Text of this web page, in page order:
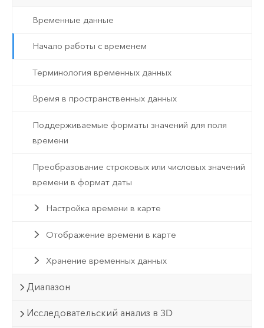
Временные данные
Начало работы с временем
Терминология временных данных
Время в пространственных данных
Поддерживаемые форматы значений для поля
времени
Преобразование строковых или числовых значений
времени в формат даты
Настройка времени в карте
Отображение времени в карте
Хранение временных данных
Диапазон
Исследовательский анализ в 3D